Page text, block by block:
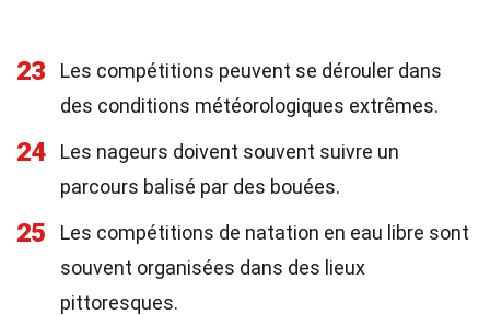
23
Les compétitions peuvent se dérouler dans
des conditions météorologiques extrêmes.
24
Les nageurs doivent souvent suivre un
parcours balisé par des bouées.
25
Les compétitions de natation en eau libre sont
souvent organisées dans des lieux
pittoresques.